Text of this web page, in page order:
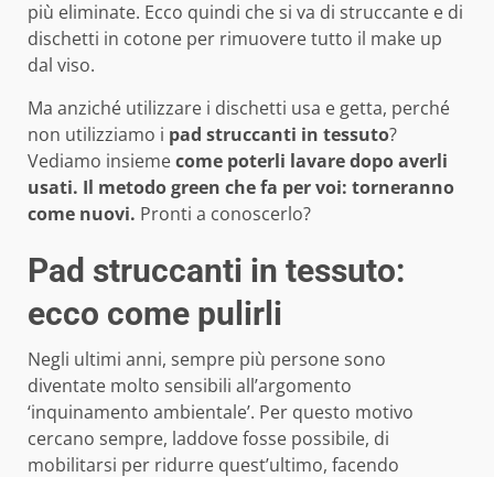
più eliminate. Ecco quindi che si va di struccante e di
dischetti in cotone per rimuovere tutto il make up
dal viso.
Ma anziché utilizzare i dischetti usa e getta, perché
non utilizziamo i pad struccanti in tessuto?
Vediamo insiemecome poterli lavare dopo averli
usati. Il metodo green che fa per voi: torneranno
come nuovi. Pronti a conoscerlo?
Pad struccanti in tessuto:
ecco come pulirli
Negli ultimi anni, sempre più persone sono
diventate molto sensibili all’argomento
‘inquinamento ambientale’. Per questo motivo
cercano sempre, laddove fosse possibile, di
mobilitarsi per ridurre quest’ultimo, facendo